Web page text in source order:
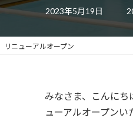
2023年5月19日
リニューアルオープン
みなさま、こんに
ューアルオープンい